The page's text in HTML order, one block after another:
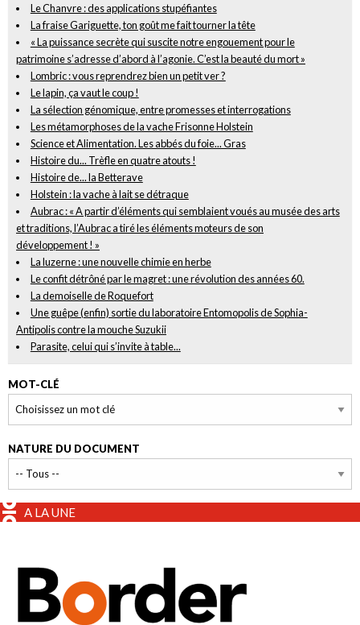
Le Chanvre : des applications stupéfiantes
La fraise Gariguette, ton goût me fait tourner la tête
« La puissance secrète qui suscite notre engouement pour le
patrimoine s’adresse d’abord à l’agonie. C’est la beauté du mort »
Lombric : vous reprendrez bien un petit ver ?
Le lapin, ça vaut le coup !
La sélection génomique, entre promesses et interrogations
Les métamorphoses de la vache Frisonne Holstein
Science et Alimentation. Les abbés du foie... Gras
Histoire du... Trèfle en quatre atouts !
Histoire de... la Betterave
Holstein : la vache à lait se détraque
Aubrac : « A partir d’éléments qui semblaient voués au musée des arts
et traditions, l’Aubrac a tiré les éléments moteurs de son
développement ! »
La luzerne : une nouvelle chimie en herbe
Le confit détrôné par le magret : une révolution des années 60.
La demoiselle de Roquefort
Une guêpe (enfin) sortie du laboratoire Entomopolis de Sophia-
Antipolis contre la mouche Suzukii
Parasite, celui qui s’invite à table...
MOT-CLÉ
NATURE DU DOCUMENT
A LA UNE